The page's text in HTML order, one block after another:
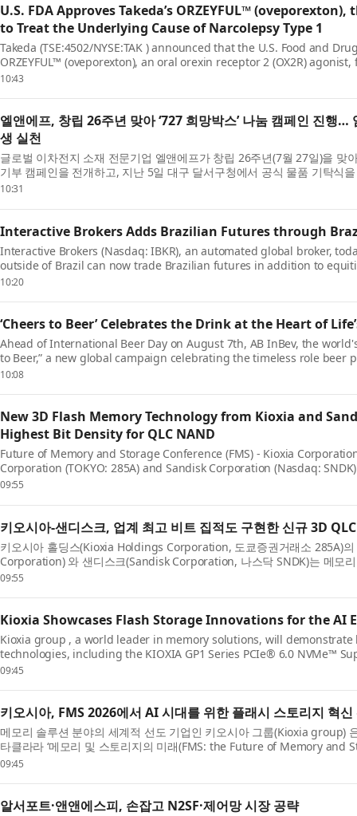
U.S. FDA Approves Takeda’s ORZEYFUL™
to Treat the Underlying Cause of Narcolepsy Type 1
Takeda (TSE:4502/NYSE:TAK ) announced that the U.S. Food and
ORZEYFUL™ (oveporexton), an oral orexin receptor 2 (OX2R)
type 1 (NT1, narcolepsy with cataplexy) in adults.* ...
10:43
엘앤에프, 창립 26주년 맞아 ‘727 희망박스’ 나눔 캠페인 진행
생 실천
글로벌 이차전지 소재 전문기업 엘앤에프가 창립 26주년(7월 27일)을 맞
기부 캠페인을 전개하고, 지난 5일 대구 달서구청에서 공식 물품 기탁식
앤에프 본사 소재지인 대구 달서구와 연...
10:31
Interactive Brokers Adds Brazilian Futures through
Interactive Brokers (Nasdaq: IBKR), an automated global broker,
outside of Brazil can now trade Brazilian futures in addition to
Interactive Brokers was the first broker to pr...
10:20
‘Cheers to Beer’ Celebrates the Drink at the Heart of
Ahead of International Beer Day on August 7th, AB InBev, the
to Beer,” a new global campaign celebrating the timeless role beer
around the world. The campaign is anchored by...
10:08
New 3D Flash Memory Technology from Kioxia and
Highest Bit Density for QLC NAND
Future of Memory and Storage Conference (FMS) - Kioxia
Corporation (TOKYO: 285A) and Sandisk Corporation (Nasdaq:
generation Quad-Level-Cell (QLC) 3D flash memory techno...
09:55
키오시아-샌디스크, 업계 최고 비트 집적도 구현한 신규 3D
키오시아 홀딩스(Kioxia Holdings Corporation, 도쿄증권거래소 285A)
Corporation) 와 샌디스크(Sandisk Corporation, 나스닥 SNDK)는 메모
of Memory and Storage Conference, FMS)에서 차세대 ...
09:55
Kioxia Showcases Flash Storage Innovations for the AI
Kioxia group , a world leader in memory solutions, will demonstrate
technologies, including the KIOXIA GP1 Series PCIe® 6.0 NVMe™
GPU direct access, are enabling the next generation ...
09:45
키오시아, FMS 2026에서 AI 시대를 위한 플래시 스토리지 혁신
메모리 솔루션 분야의 세계적 선도 기업인 키오시아 그룹(Kioxia group)
타클라라 ‘메모리 및 스토리지의 미래(FMS: the Future of Memory and
최적화된 키오시아 GP1 시리즈(KIOXIA GP1 S...
09:45
알서포트·앤앤에스피, 손잡고 N2SF·제어망 시장 공략